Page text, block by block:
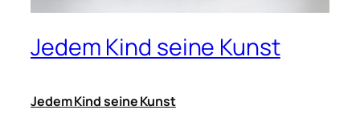
Jedem Kind seine Kunst
Jedem Kind seine Kunst